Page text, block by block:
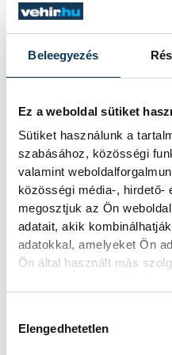
Beleegyezés
Ez a weboldal sütiket
Sütiket használunk a
szabásához, közösségi
valamint
közösségi média-, hirdető-
megosztjuk az Ön
adatait, akik
adatokkal, amelyeket Ön
Ön által használt más
Elengedhetetlen
KÖZÉLET
Még nincs
Gerstmár Ferenc,
önkormányzati